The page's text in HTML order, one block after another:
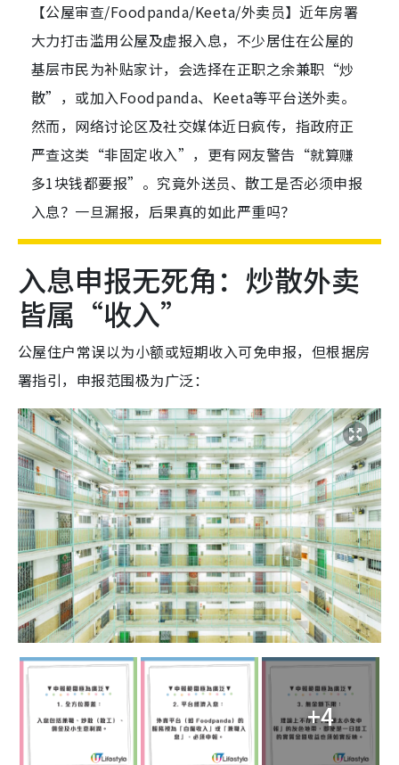
【公屋审查/Foodpanda/Keeta/外卖员】近年房署
大力打击滥用公屋及虚报入息，不少居住在公屋的
基层市民为补贴家计，会选择在正职之余兼职“炒
散”，或加入Foodpanda、Keeta等平台送外卖。
然而，网络讨论区及社交媒体近日疯传，指政府正
严查这类“非固定收入”，更有网友警告“就算赚
多1块钱都要报”。究竟外送员、散工是否必须申报
入息？一旦漏报，后果真的如此严重吗？
入息申报无死角：炒散外卖
皆属“收入”
公屋住户常误以为小额或短期收入可免申报，但根据房
署指引，申报范围极为广泛：
+4